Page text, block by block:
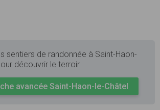
sentiers de randonnée à Saint-Haon-
découvrir le terroir
avancée Saint-Haon-le-Châtel